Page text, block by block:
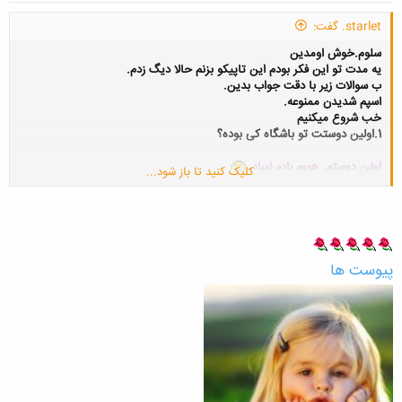
خوشحالی ذوق مرگ شده بودن.اون لحظه بود که اشک شوق تو چشام جمع شد.حس
تولد دوباره بم دست داد
starlet. گفت:
سلوم.خوش اومدین
یه مدت تو این فکر بودم این تاپیکو بزنم حالا دیگ زدم.
ب سوالات زیر با دقت جواب بدین.
اسپم شدیدن ممنوعه.
خب شروع میکنیم
1.اولین دوستت تو باشگاه کی بوده؟
اولین دوستم.. هووم یادم نمیاد..
متنش دقیق یادم نمیاد.. ولی میدونم تو تالار برق بود.. توی تاپیک گفتگو بود.
4.اولین تاپیکت چی بوده؟
تاپیک تولد هادی 1525.
5.اولین پیامی که تو صفحت دریافت کردی از کی بوده و چی بوده؟
پیام بازدید.
... خیلی جالب بود.. به محضی که عضو شدم.. یه بنده
خدایی.. اسمش یادمه ولی نمیگم.. گاه گداری میاد.. اومد پیام داد بیا بریم
مسنجر بحرفیم.. من هنو از گرد راه رسیده.. هنو مهر ثبت نامم خشک نشده
کلیک کنید تا باز شود...
پیوست ها